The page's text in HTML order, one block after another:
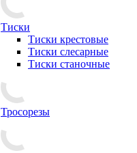
Тиски
Тиски крестовые
Тиски слесарные
Тиски станочные
Тросорезы